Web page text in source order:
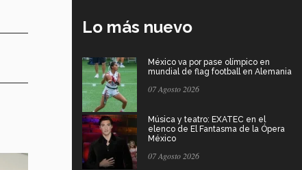
Lo más nuevo
México va por pase olímpico en
mundial de flag football en Alemania
07 Agosto 2026
Música y teatro: EXATEC en el
elenco de El Fantasma de la Ópera
México
07 Agosto 2026